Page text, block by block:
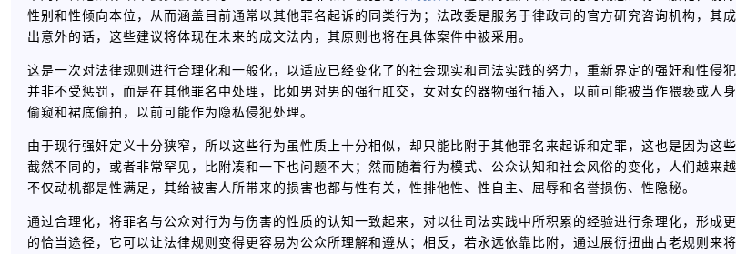
性别和性倾向本位，从而涵盖目前通常以其他罪名起诉的同类行为；法改委是服务于律政司的官方研究咨询机构，其
出意外的话，这些建议将体现在未来的成文法内，其原则也将在具体案件中被采用。
这是一次对法律规则进行合理化和一般化，以适应已经变化了的社会现实和司法实践的努力，重新界定的强奸和性侵
并非不受惩罚，而是在其他罪名中处理，比如男对男的强行肛交，女对女的器物强行插入，以前可能被当作猥亵或人
偷窥和裙底偷拍，以前可能作为隐私侵犯处理。
由于现行强奸定义十分狭窄，所以这些行为虽性质上十分相似，却只能比附于其他罪名来起诉和定罪，这也是因为这
截然不同的，或者非常罕见，比附凑和一下也问题不大；然而随着行为模式、公众认知和社会风俗的变化，人们越来
不仅动机都是性满足，其给被害人所带来的损害也都与性有关，性排他性、性自主、屈辱和名誉损伤、性隐秘。
通过合理化，将罪名与公众对行为与伤害的性质的认知一致起来，对以往司法实践中所积累的经验进行条理化，形成
的恰当途径，它可以让法律规则变得更容易为公众所理解和遵从；相反，若永远依靠比附，通过展衍扭曲古老规则来